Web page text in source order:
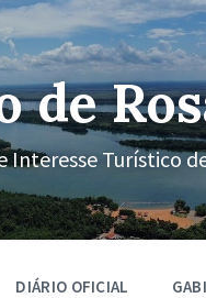
de
Turístico
DIÁRIO OFICIAL